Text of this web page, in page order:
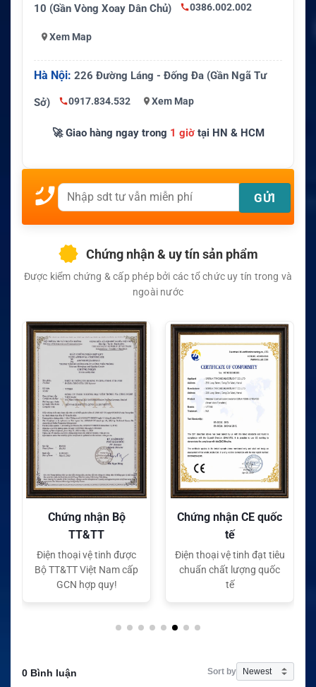
10 (Gần Vòng Xoay Dân Chủ) 0386.002.002
Xem Map
Hà Nội: 226 Đường Láng - Đống Đa (Gần Ngã Tư
Sở) 0917.834.532 Xem Map
🚀 Giao hàng ngay trong 1 giờtại HN & HCM
Chứng nhận & uy tín sản phẩm
Được kiểm chứng & cấp phép bởi các tổ chức uy tín trong và
ngoài nước
Chứng nhận Bộ
TT&TT
Điện thoại vệ tinh được
Bộ TT&TT Việt Nam cấp
GCN hợp quy!
Chứng nhận CE quốc
tế
Điện thoại vệ tinh đạt tiêu
chuẩn chất lượng quốc
tế
0 Bình luận Sort by